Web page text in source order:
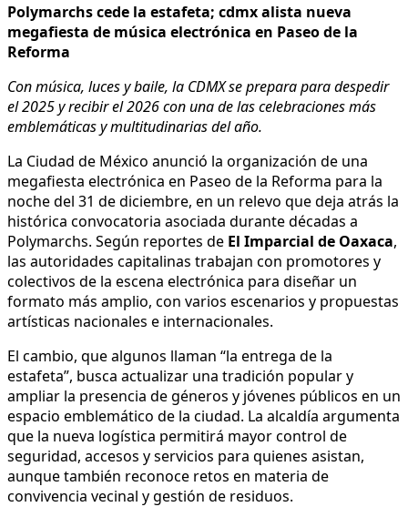
Polymarchs cede la estafeta; cdmx alista nueva
megafiesta de música electrónica en Paseo de la
Reforma
Con música, luces y baile, la CDMX se prepara para despedir
el 2025 y recibir el 2026 con una de las celebraciones más
emblemáticas y multitudinarias del año.
La Ciudad de México anunció la organización de una
megafiesta electrónica en Paseo de la Reforma para la
noche del 31 de diciembre, en un relevo que deja atrás la
histórica convocatoria asociada durante décadas a
Polymarchs. Según reportes de El Imparcial de Oaxaca,
las autoridades capitalinas trabajan con promotores y
colectivos de la escena electrónica para diseñar un
formato más amplio, con varios escenarios y propuestas
artísticas nacionales e internacionales.
El cambio, que algunos llaman “la entrega de la
estafeta”, busca actualizar una tradición popular y
ampliar la presencia de géneros y jóvenes públicos en un
espacio emblemático de la ciudad. La alcaldía argumenta
que la nueva logística permitirá mayor control de
seguridad, accesos y servicios para quienes asistan,
aunque también reconoce retos en materia de
convivencia vecinal y gestión de residuos.